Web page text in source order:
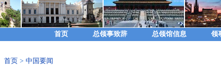
首页 总领事致辞 总领馆信息 领
首页 > 中国要闻